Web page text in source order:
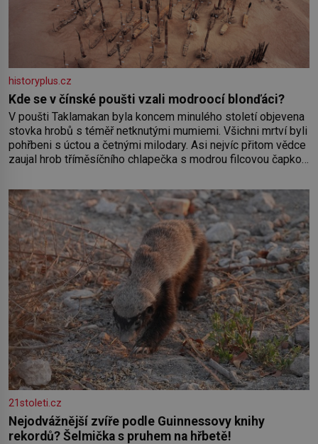
historyplus.cz
Kde se v čínské poušti vzali modroocí blonďáci?
V poušti Taklamakan byla koncem minulého století objevena
stovka hrobů s téměř netknutými mumiemi. Všichni mrtví byli
pohřbeni s úctou a četnými milodary. Asi nejvíc přitom vědce
zaujal hrob tříměsíčního chlapečka s modrou filcovou čapkou,
nesmírně dobře zachovalá, přičítají odborníci zdejším
klimatickým podmínkám. Sucho, prosolené písky a extrémně
21stoleti.cz
Nejodvážnější zvíře podle Guinnessovy knihy
rekordů? Šelmička s pruhem na hřbetě!